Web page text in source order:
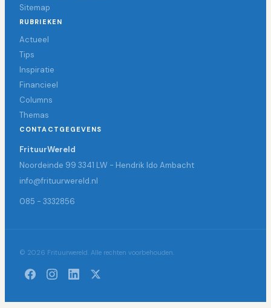
Sitemap
RUBRIEKEN
Actueel
Tips
Inspiratie
Financieel
Columns
Themas
CONTACTGEGEVENS
FrituurWereld
Noordeinde 99 3341 LW - Hendrik Ido Ambacht
info@frituurwereld.nl
085 - 3332856
© 2026 Frituurwereld. Alle rechten voorbehouden.